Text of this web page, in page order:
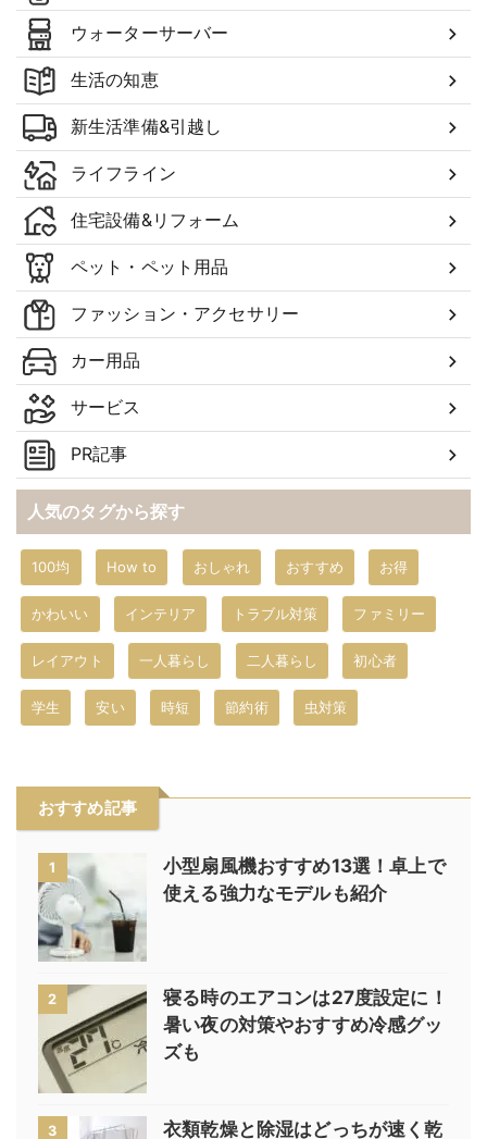
ウォーターサーバー
生活の知恵
新生活準備&引越し
ライフライン
住宅設備&リフォーム
ペット・ペット用品
ファッション・アクセサリー
カー用品
サービス
PR記事
人気のタグから探す
100均 How to おしゃれ おすすめ お得
かわいい インテリア トラブル対策 ファミリー
レイアウト 一人暮らし 二人暮らし 初心者
学生 安い 時短 節約術 虫対策
おすすめ記事
1
小型扇風機おすすめ13選！卓上で
使える強力なモデルも紹介
2
寝る時のエアコンは27度設定に！
暑い夜の対策やおすすめ冷感グッ
ズも
3
衣類乾燥と除湿はどっちが速く乾